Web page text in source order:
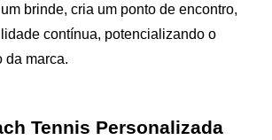
brinde, cria um ponto de encontro,
contínua, potencializando o
da marca.
Tennis Personalizada